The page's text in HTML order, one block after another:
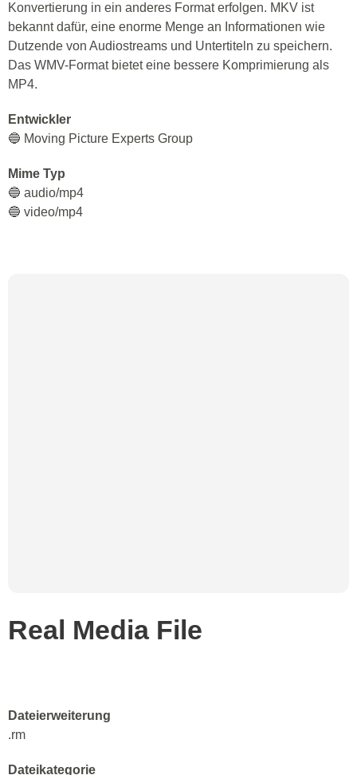
Konvertierung in ein anderes Format erfolgen. MKV ist
bekannt dafür, eine enorme Menge an Informationen wie
Dutzende von Audiostreams und Untertiteln zu speichern.
Das WMV-Format bietet eine bessere Komprimierung als
MP4.
Entwickler
🔵 Moving Picture Experts Group
Mime Typ
🔵 audio/mp4
🔵 video/mp4
Real Media File
Dateierweiterung
.rm
Dateikategorie